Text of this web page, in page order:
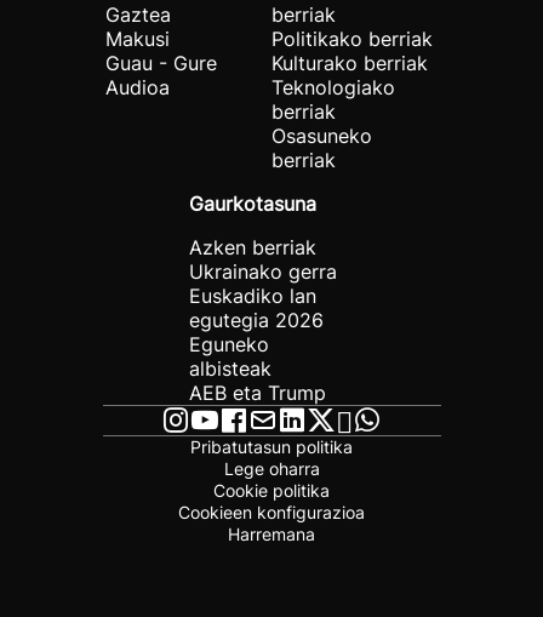
Gaztea
Makusi
Guau - Gure
Audioa
berriak
Politikako berriak
Kulturako berriak
Teknologiako
berriak
Osasuneko
berriak
Gaurkotasuna
Azken berriak
Ukrainako gerra
Euskadiko lan
egutegia 2026
Eguneko
albisteak
AEB eta Trump
Pribatutasun politika
Lege oharra
Cookie politika
Cookieen konfigurazioa
Harremana